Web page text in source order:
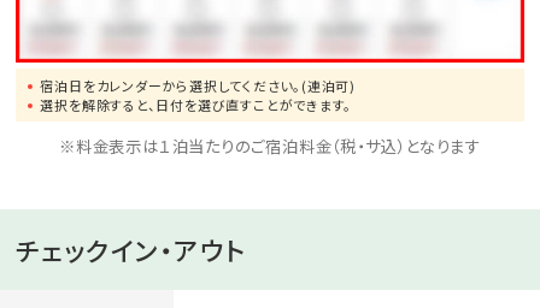
宿泊日をカレンダーから選択してください。(連泊可)
選択を解除すると、日付を選び直すことができます。
※料金表示は１泊当たりのご宿泊料金（税・サ込）となります
チェックイン・アウト